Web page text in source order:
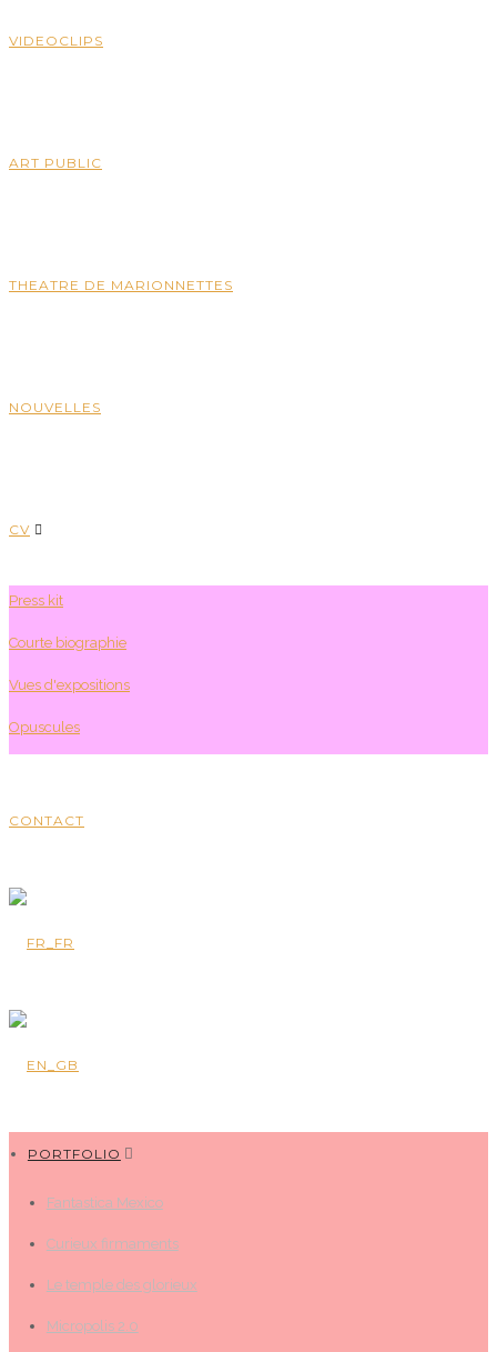
VIDEOCLIPS
ART PUBLIC
THEATRE DE MARIONNETTES
NOUVELLES
CV
Press kit
Courte biographie
Vues d'expositions
Opuscules
CONTACT
PORTFOLIO
Fantastica Mexico
Curieux firmaments
Le temple des glorieux
Micropolis 2.0